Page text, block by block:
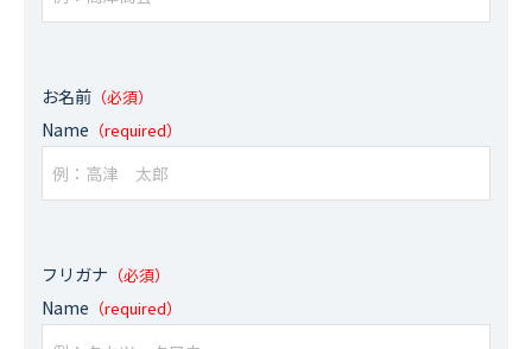
お名前 （必須）
Name （required）
フリガナ （必須）
Name （required）